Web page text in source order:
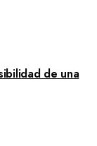
de una